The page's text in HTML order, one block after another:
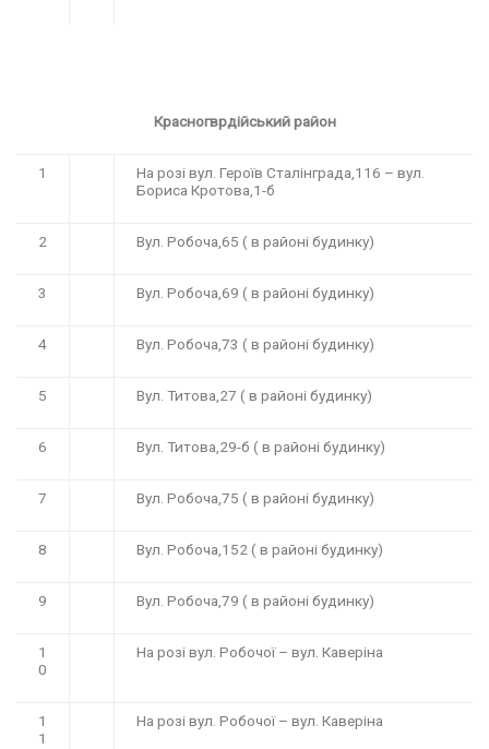
Красногврдійський район
1
На розі вул. Героїв Сталінграда,116 – вул.
Бориса Кротова,1-б
2 Вул. Робоча,65 ( в районі будинку)
3 Вул. Робоча,69 ( в районі будинку)
4 Вул. Робоча,73 ( в районі будинку)
5 Вул. Титова,27 ( в районі будинку)
6 Вул. Титова,29-б ( в районі будинку)
7 Вул. Робоча,75 ( в районі будинку)
8 Вул. Робоча,152 ( в районі будинку)
9 Вул. Робоча,79 ( в районі будинку)
1
0
На розі вул. Робочої – вул. Каверіна
1
1
На розі вул. Робочої – вул. Каверіна